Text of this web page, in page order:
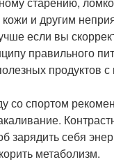
кожи и другим
если вы
правильного
продуктов
со спортом
зарядить себя
метаболизм.